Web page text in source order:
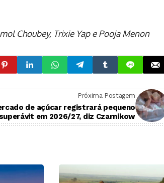
Choubey, Trixie Yap e Pooja Menon
Próxima Postagem
de açúcar registrará pequeno
superávit em 2026/27, diz Czarnikow